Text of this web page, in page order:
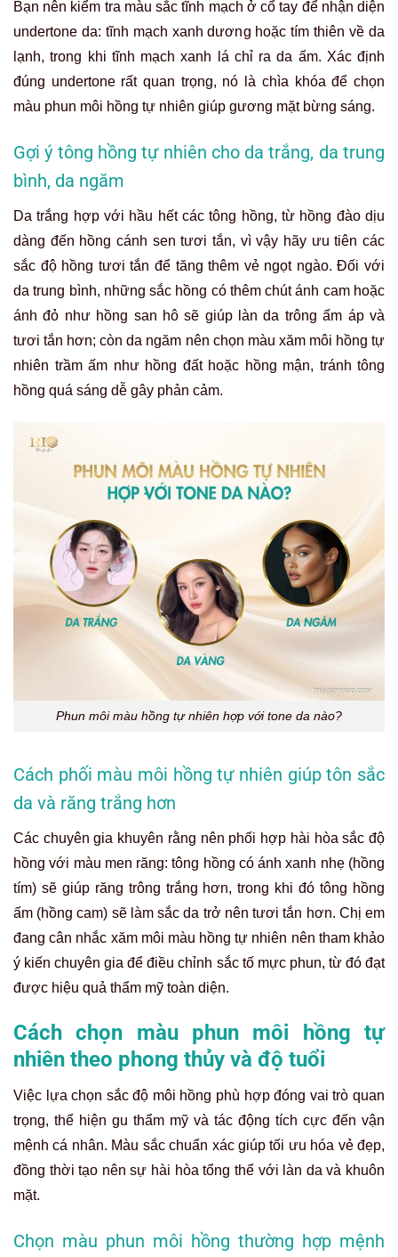
Bạn nên kiểm tra màu sắc tĩnh mạch ở cổ tay để nhận diện
undertone da: tĩnh mạch xanh dương hoặc tím thiên về da
lạnh, trong khi tĩnh mạch xanh lá chỉ ra da ấm. Xác định
đúng undertone rất quan trọng, nó là chìa khóa để chọn
màu phun môi hồng tự nhiên giúp gương mặt bừng sáng.
Gợi ý tông hồng tự nhiên cho da trắng, da trung
bình, da ngăm
Da trắng hợp với hầu hết các tông hồng, từ hồng đào dịu
dàng đến hồng cánh sen tươi tắn, vì vậy hãy ưu tiên các
sắc độ hồng tươi tắn để tăng thêm vẻ ngọt ngào. Đối với
da trung bình, những sắc hồng có thêm chút ánh cam hoặc
ánh đỏ như hồng san hô sẽ giúp làn da trông ấm áp và
tươi tắn hơn; còn da ngăm nên chọn màu xăm môi hồng tự
nhiên trầm ấm như hồng đất hoặc hồng mận, tránh tông
hồng quá sáng dễ gây phản cảm.
Phun môi màu hồng tự nhiên hợp với tone da nào?
Cách phối màu môi hồng tự nhiên giúp tôn sắc
da và răng trắng hơn
Các chuyên gia khuyên rằng nên phối hợp hài hòa sắc độ
hồng với màu men răng: tông hồng có ánh xanh nhẹ (hồng
tím) sẽ giúp răng trông trắng hơn, trong khi đó tông hồng
ấm (hồng cam) sẽ làm sắc da trở nên tươi tắn hơn. Chị em
đang cân nhắc xăm môi màu hồng tự nhiên nên tham khảo
ý kiến chuyên gia để điều chỉnh sắc tố mực phun, từ đó đạt
được hiệu quả thẩm mỹ toàn diện.
Cách chọn màu phun môi hồng tự
nhiên theo phong thủy và độ tuổi
Việc lựa chọn sắc độ môi hồng phù hợp đóng vai trò quan
trọng, thể hiện gu thẩm mỹ và tác động tích cực đến vận
mệnh cá nhân. Màu sắc chuẩn xác giúp tối ưu hóa vẻ đẹp,
đồng thời tạo nên sự hài hòa tổng thể với làn da và khuôn
mặt.
Chọn màu phun môi hồng thường hợp mệnh